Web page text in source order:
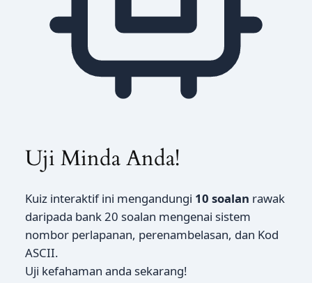
Uji Minda Anda!
Kuiz interaktif ini mengandungi 10 soalan rawak
daripada bank 20 soalan mengenai sistem
nombor perlapanan, perenambelasan, dan Kod
ASCII.
Uji kefahaman anda sekarang!